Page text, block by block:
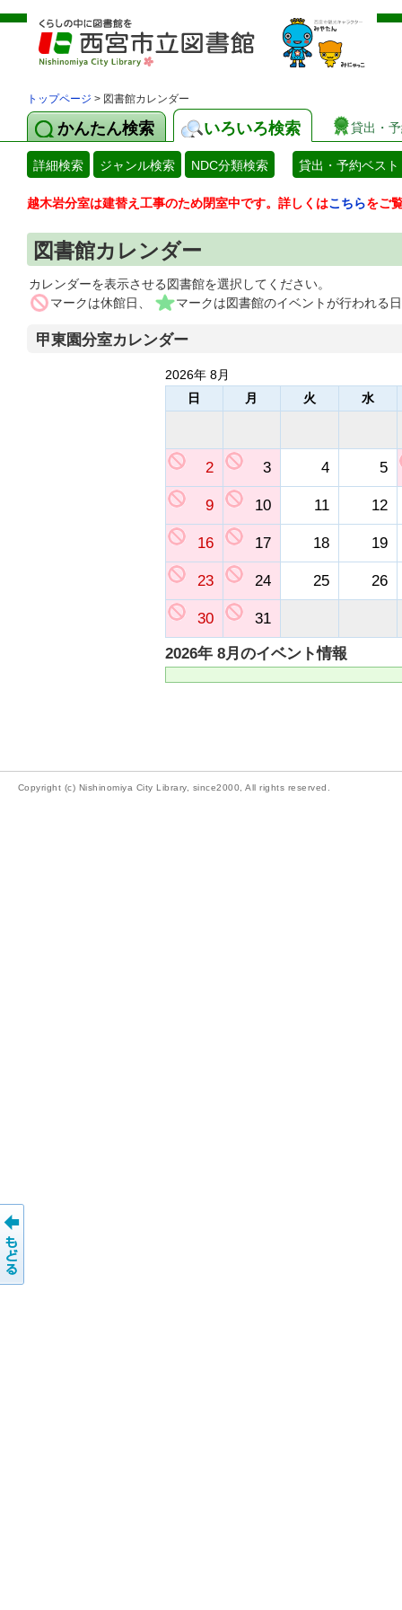
トップページ > 図書館カレンダー
かんたん検索 いろいろ検索 貸出・
詳細検索 ジャンル検索 NDC分類検索 貸出・予約ベスト
越木岩分室は建替え工事のため閉室中です。詳しくはこちらをご
図書館カレンダー
カレンダーを表示させる図書館を選択してください。
マークは休館日、
マークは図書館のイベントが行われる
甲東園分室カレンダー
2026年 8月
日
月 火 水
2 3 4 5
9 10 11 12
16 17 18 19
23 24 25 26
30
31
2026年 8月のイベント情報
Copyright (c) Nishinomiya City Library, since2000, All rights reserved.